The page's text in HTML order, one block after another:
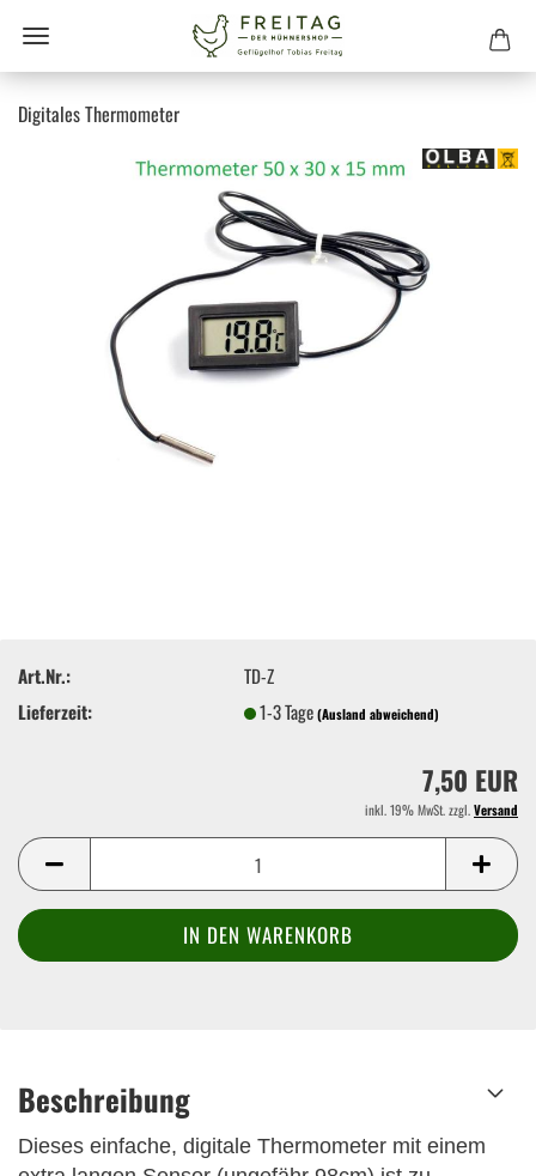
Digitales Thermometer
Art.Nr.:
TD-Z
Lieferzeit:
1-3 Tage(Ausland abweichend)
7,50 EUR
inkl. 19% MwSt. zzgl.Versand
Beschreibung
Dieses einfache, digitale Thermometer mit einem